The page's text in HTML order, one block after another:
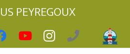
PEYREGOUX